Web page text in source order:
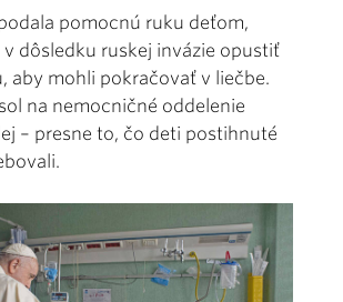
pomocnú ruku deťom,
v dôsledku ruskej invázie opustiť
aby mohli pokračovať v liečbe.
na nemocničné oddelenie
– presne to, čo deti postihnuté